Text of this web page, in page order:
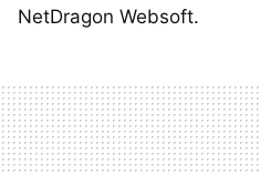
NetDragon Websoft.